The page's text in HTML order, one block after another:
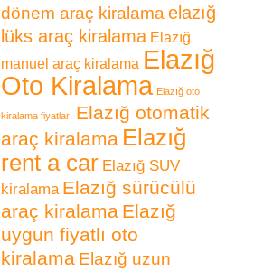
dönem araç kiralamaelazığ
lüks araç kiralama Elazığ
manuel araç kiralama Elazığ
Oto Kiralama Elazığ oto
kiralama fiyatları Elazığ otomatik
araç kiralama Elazığ
rent a car Elazığ SUV
kiralama Elazığ sürücülü
araç kiralama Elazığ
uygun fiyatlı oto
kiralama Elazığ uzun